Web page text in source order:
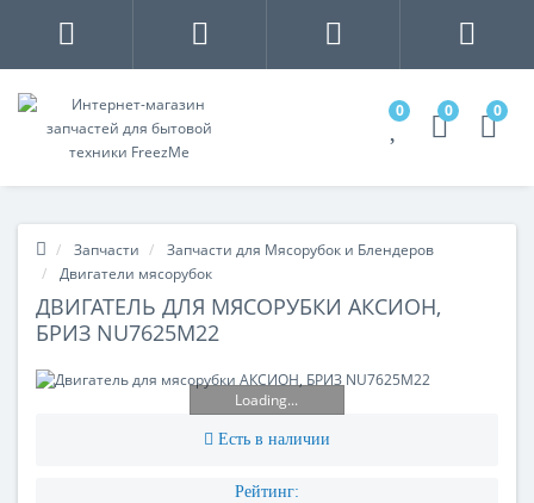
0 0 0
Запчасти
Запчасти для Мясорубок и Блендеров
Двигатели мясорубок
ДВИГАТЕЛЬ ДЛЯ МЯСОРУБКИ АКСИОН,
БРИЗ NU7625M22
Loading...
Есть в наличии
Рейтинг: